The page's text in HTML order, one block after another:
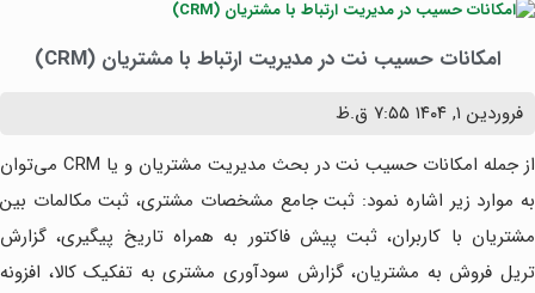
امکانات حسیب نت در مدیریت ارتباط با مشتریان (CRM)
فروردین ۱, ۱۴۰۴
۷:۵۵ ق.ظ
از جمله امکانات حسیب نت در بحث مدیریت مشتریان و یا CRM می‌توان
به موارد زیر اشاره نمود: ثبت جامع مشخصات مشتری، ثبت مکالمات بین
مشتریان با کاربران، ثبت پیش فاکتور به همراه تاریخ پیگیری، گزارش
تریل فروش به مشتریان، گزارش سودآوری مشتری به تفکیک کالا، افزونه